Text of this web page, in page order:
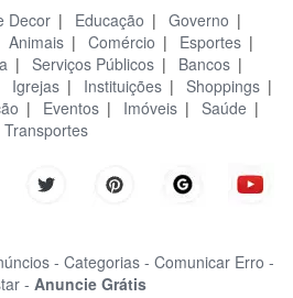
Decor| Educação | Governo |
Animais| Comércio | Esportes|
| Serviços Públicos | Bancos |
Igrejas | Instituições | Shoppings |
| Eventos | Imóveis | Saúde |
Transportes
- Categorias - Comunicar Erro -
- Anuncie Grátis